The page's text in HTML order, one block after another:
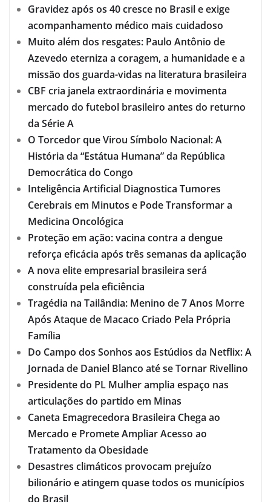
Gravidez após os 40 cresce no Brasil e exige
acompanhamento médico mais cuidadoso
Muito além dos resgates: Paulo Antônio de
Azevedo eterniza a coragem, a humanidade e a
missão dos guarda-vidas na literatura brasileira
CBF cria janela extraordinária e movimenta
mercado do futebol brasileiro antes do returno
da Série A
O Torcedor que Virou Símbolo Nacional: A
História da “Estátua Humana” da República
Democrática do Congo
Inteligência Artificial Diagnostica Tumores
Cerebrais em Minutos e Pode Transformar a
Medicina Oncológica
Proteção em ação: vacina contra a dengue
reforça eficácia após três semanas da aplicação
A nova elite empresarial brasileira será
construída pela eficiência
Tragédia na Tailândia: Menino de 7 Anos Morre
Após Ataque de Macaco Criado Pela Própria
Família
Do Campo dos Sonhos aos Estúdios da Netflix: A
Jornada de Daniel Blanco até se Tornar Rivellino
Presidente do PL Mulher amplia espaço nas
articulações do partido em Minas
Caneta Emagrecedora Brasileira Chega ao
Mercado e Promete Ampliar Acesso ao
Tratamento da Obesidade
Desastres climáticos provocam prejuízo
bilionário e atingem quase todos os municípios
do Brasil